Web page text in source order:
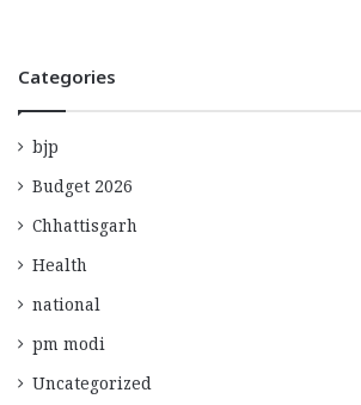
Categories
bjp
Budget 2026
Chhattisgarh
Health
national
pm modi
Uncategorized